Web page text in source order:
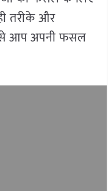
तरीके और
आप अपनी फसल